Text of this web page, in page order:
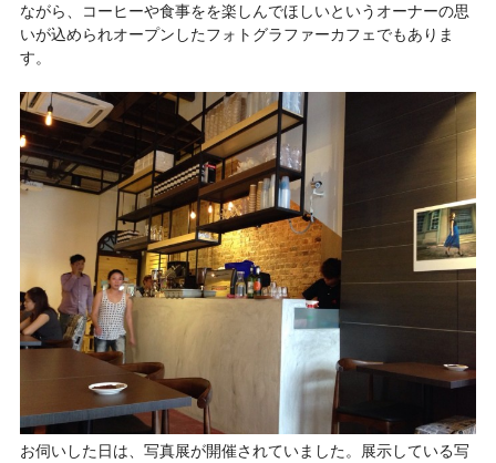
ながら、コーヒーや食事をを楽しんでほしいというオーナーの思
いが込められオープンしたフォトグラファーカフェでもありま
す。
お伺いした日は、写真展が開催されていました。展示している写